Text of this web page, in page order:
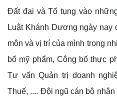
Đất đai và Tố tụng vào
Luật Khánh Dương ngày nay
môn và vị trí của mình trong
bố mỹ phẩm, Công bố thực
Tư vấn Quản trị doanh
Thuế, .... Đội ngũ cán bộ